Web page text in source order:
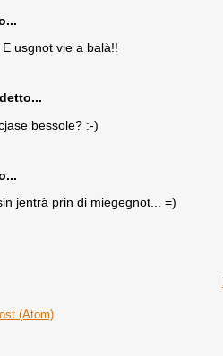
usgnot vie a balà!!
bessole? :-)
jentrà prin di miegegnot... =)
(Atom)